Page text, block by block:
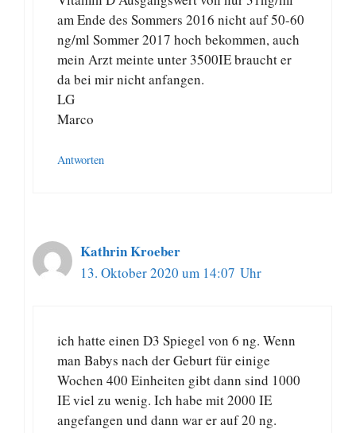
am Ende des Sommers 2016 nicht auf 50-60
ng/ml Sommer 2017 hoch bekommen, auch
mein Arzt meinte unter 3500IE braucht er
da bei mir nicht anfangen.
LG
Marco
Antworten
Kathrin Kroeber
13. Oktober 2020 um 14:07 Uhr
ich hatte einen D3 Spiegel von 6 ng. Wenn
man Babys nach der Geburt für einige
Wochen 400 Einheiten gibt dann sind 1000
IE viel zu wenig. Ich habe mit 2000 IE
angefangen und dann war er auf 20 ng.